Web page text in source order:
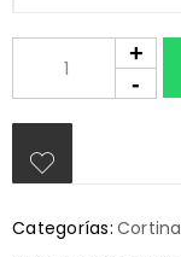
Categorías: